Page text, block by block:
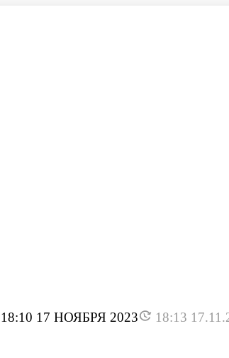
18:10 17 НОЯБРЯ 2023 18:13